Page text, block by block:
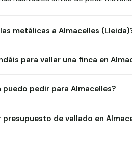
metálicas a Almacelles
para vallar una finca en
pedir para Almacelles?
de vallado en